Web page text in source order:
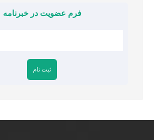
فرم عضویت در خبرنامه